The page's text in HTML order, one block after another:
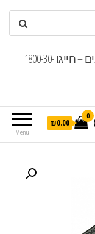
מגוון מבצעים למחשבים וסמארטפונים – חייגו 1800-30-
Menu
0
₪0.00